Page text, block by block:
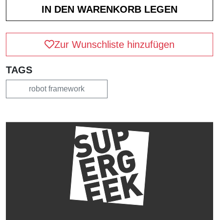
Zur Wunschliste hinzufügen
TAGS
robot framework